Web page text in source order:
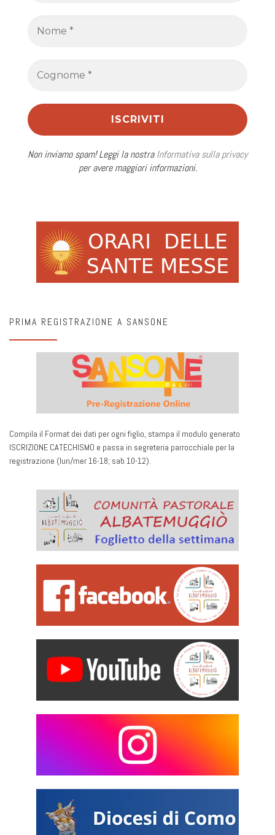
Non inviamo spam! Leggi la nostraInformativa sulla privacy
per avere maggiori informazioni.
PRIMA REGISTRAZIONE A SANSONE
Compila il Format dei dati per ogni figlio, stampa il modulo generato
ISCRIZIONE CATECHISMO e passa in segreteria parrocchiale per la
registrazione (lun/mer 16-18; sab 10-12).